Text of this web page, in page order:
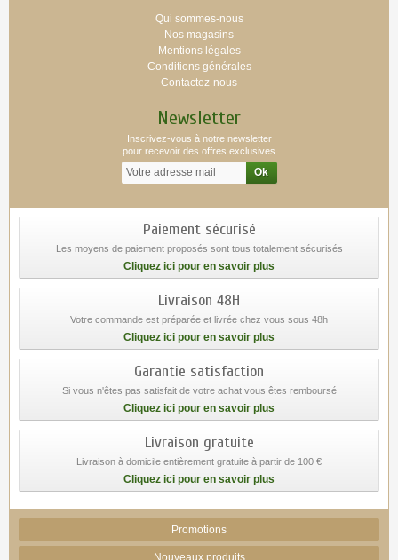
Qui sommes-nous
Nos magasins
Mentions légales
Conditions générales
Contactez-nous
Newsletter
Inscrivez-vous à notre newsletter
pour recevoir des offres exclusives
Paiement sécurisé
Les moyens de paiement proposés sont tous totalement sécurisés
Cliquez ici pour en savoir plus
Livraison 48H
Votre commande est préparée et livrée chez vous sous 48h
Cliquez ici pour en savoir plus
Garantie satisfaction
Si vous n'êtes pas satisfait de votre achat vous êtes remboursé
Cliquez ici pour en savoir plus
Livraison gratuite
Livraison à domicile entièrement gratuite à partir de 100 €
Cliquez ici pour en savoir plus
Promotions
Nouveaux produits